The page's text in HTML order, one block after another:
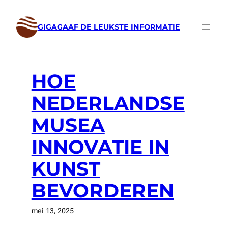
naar
GIGAGAAF DE LEUKSTE INFORMATIE
HOE
NEDERLANDSE
MUSEA
INNOVATIE IN
KUNST
BEVORDEREN
mei 13, 2025